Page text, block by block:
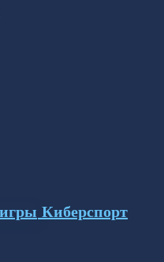
Киберспорт